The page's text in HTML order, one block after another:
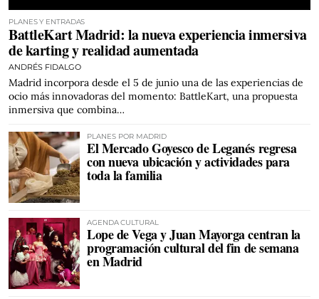
PLANES Y ENTRADAS
BattleKart Madrid: la nueva experiencia inmersiva
de karting y realidad aumentada
ANDRÉS FIDALGO
Madrid incorpora desde el 5 de junio una de las experiencias de
ocio más innovadoras del momento: BattleKart, una propuesta
inmersiva que combina…
PLANES POR MADRID
El Mercado Goyesco de Leganés regresa
con nueva ubicación y actividades para
toda la familia
AGENDA CULTURAL
Lope de Vega y Juan Mayorga centran la
programación cultural del fin de semana
en Madrid